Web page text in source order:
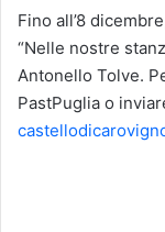
Fino all’8
“Nelle nostre
Antonello Tolve.
PastPuglia o